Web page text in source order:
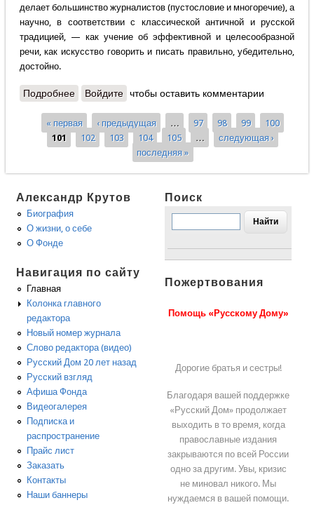
делает большинство журналистов (пустословие и многоречие), а
научно, в соответствии с классической античной и русской
традицией, — как учение об эффективной и целесообразной
речи, как искусство говорить и писать правильно, убедительно,
достойно.
Подробнеео Владимир Аннушкин - Научимся ли мы
Войдите чтобы оставить комментарии
Страницы
« первая ‹ предыдущая … 97 98 99
100
101
102 103 104 105 …
следующая ›
последняя »
Александр Крутов
Биография
О жизни, о себе
О Фонде
Навигация по сайту
Главная
Колонка главного
редактора
Новый номер журнала
Слово редактора (видео)
Русский Дом 20 лет назад
Русский взгляд
Афиша Фонда
Видеогалерея
Подписка и
распространение
Прайс лист
Заказать
Контакты
Наши баннеры
Поиск
Пожертвования
Помощь «Русскому Дому»
Дорогие братья и сестры!
Благодаря вашей поддержке
«Русский Дом» продолжает
выходить в то время, когда
православные издания
закрываются по всей России
одно за другим. Увы, кризис
не миновал никого. Мы
нуждаемся в вашей помощи.